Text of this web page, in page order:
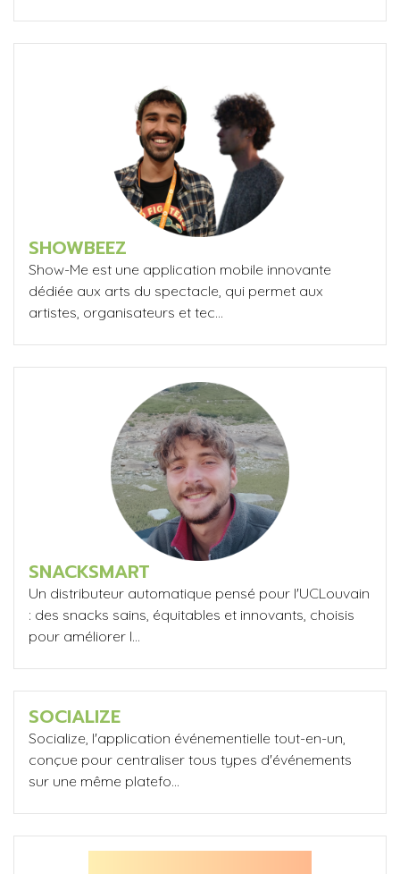
SHOWBEEZ
Show-Me est une application mobile innovante
dédiée aux arts du spectacle, qui permet aux
artistes, organisateurs et tec...
SNACKSMART
Un distributeur automatique pensé pour l'UCLouvain
: des snacks sains, équitables et innovants, choisis
pour améliorer l...
SOCIALIZE
Socialize, l'application événementielle tout-en-un,
conçue pour centraliser tous types d'événements
sur une même platefo...